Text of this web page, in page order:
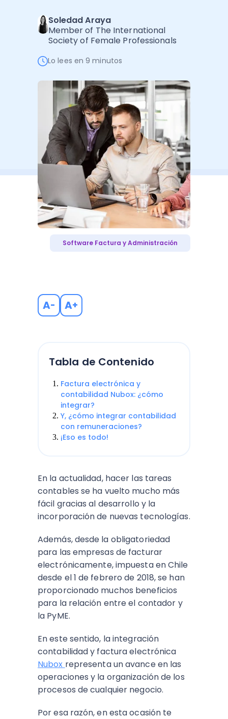
Administración Empresarial
Ver todo
Software Factura y Administración
Ver Todo
Soledad Araya
Member of The International
Society of Female Professionals
Lo lees en 9 minutos
Software Factura y Administración
A- A+
Tabla de Contenido
Factura electrónica y
contabilidad Nubox: ¿cómo
integrar?
Y, ¿cómo integrar contabilidad
con remuneraciones?
¡Eso es todo!
En la actualidad, hacer las tareas
contables se ha vuelto mucho más
fácil gracias al desarrollo y la
incorporación de nuevas tecnologías.
Además, desde la obligatoriedad
para las empresas de facturar
electrónicamente, impuesta en Chile
desde el 1 de febrero de 2018, se han
proporcionado muchos beneficios
para la relación entre el contador y
la PyME.
En este sentido, la integración
contabilidad y factura electrónica
Nubox representa un avance en las
operaciones y la organización de los
procesos de cualquier negocio.
Por esa razón, en esta ocasión te